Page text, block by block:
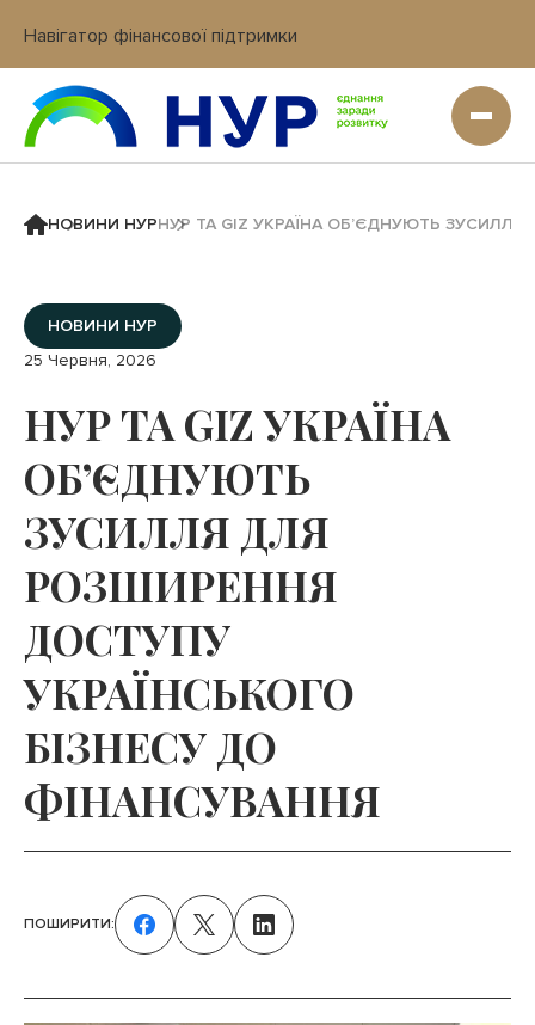
Навігатор фінансової підтримки
Вхід в кабінет IT платформи
НОВИНИ НУРНУР ТА GIZ УКРАЇНА ОБ’ЄДНУЮТЬ
НОВИНИ НУР
25 Червня, 2026
НУР ТА GIZ УКРАЇНА
ОБ’ЄДНУЮТЬ
ЗУСИЛЛЯ ДЛЯ
РОЗШИРЕННЯ
ДОСТУПУ
УКРАЇНСЬКОГО
БІЗНЕСУ ДО
ФІНАНСУВАННЯ
ПОШИРИТИ: